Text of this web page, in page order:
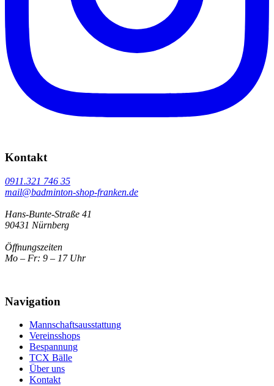
Kontakt
0911.321 746 35
mail@badminton-shop-franken.de
Hans-Bunte-Straße 41
90431 Nürnberg
Öffnungszeiten
Mo – Fr: 9 – 17 Uhr
Navigation
Mannschaftsausstattung
Vereinsshops
Bespannung
TCX Bälle
Über uns
Kontakt